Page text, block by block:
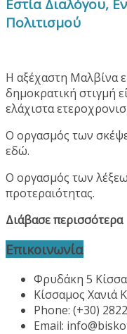
Εστία Διαλόγου,
Πολιτισμού
Η αξέχαστη Μαλβίνα
δημοκρατική στιγμή
ελάχιστα
Ο οργασμός των
εδώ.
Ο οργασμός των
προτεραιότητας.
Διάβασε περισσότερα
Επικοινωνία
Φρυδάκη 5
Κίσσαμος Χανιά
Phone: (+30)
Email: